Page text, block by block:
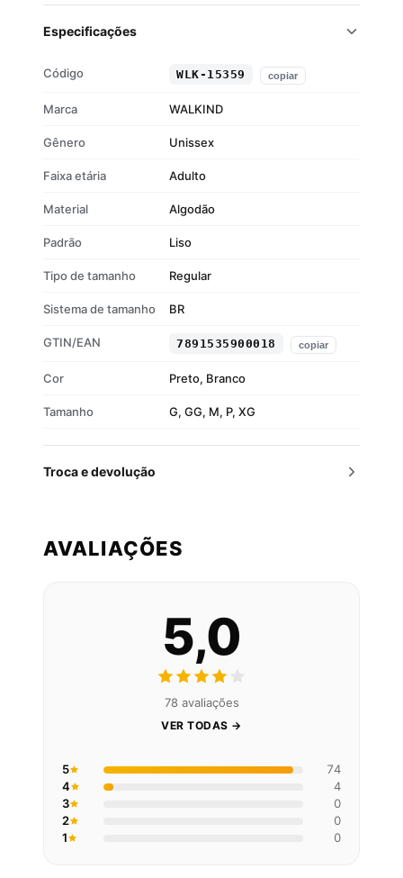
Toque macio e respirável
Estampa Walkind
Especificações
Código WLK-15359 copiar
Marca WALKIND
Gênero Unissex
Faixa etária Adulto
Material Algodão
Padrão Liso
Tipo de tamanho Regular
Sistema de tamanho BR
GTIN/EAN 7891535900018 copiar
Cor Preto, Branco
Tamanho G, GG, M, P, XG
Troca e devolução
AVALIAÇÕES
5,0
78 avaliações
VER TODAS →
5
74
4
4
3
0
2
0
1
0